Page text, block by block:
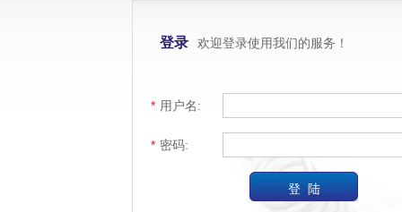
登录 欢迎登录使用我们的服务！
* 用户名:
* 密码: